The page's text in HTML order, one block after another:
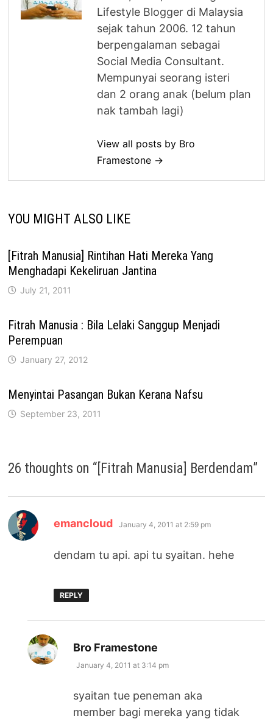
Lifestyle Blogger di Malaysia
sejak tahun 2006. 12 tahun
berpengalaman sebagai
Social Media Consultant.
Mempunyai seorang isteri
dan 2 orang anak (belum plan
nak tambah lagi)
View all posts by Bro
Framestone →
YOU MIGHT ALSO LIKE
[Fitrah Manusia] Rintihan Hati Mereka Yang
Menghadapi Kekeliruan Jantina
July 21, 2011
Fitrah Manusia : Bila Lelaki Sanggup Menjadi
Perempuan
January 27, 2012
Menyintai Pasangan Bukan Kerana Nafsu
September 23, 2011
26 thoughts on “[Fitrah Manusia] Berdendam”
emancloud says:
January 4, 2011 at 2:59 pm
dendam tu api. api tu syaitan. hehe
REPLY
Bro Framestone
January 4, 2011 at 3:14 pm
syaitan tue peneman aka
member bagi mereka yang tidak